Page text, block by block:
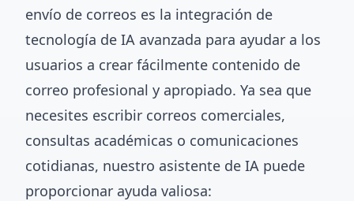
envío de correos es la integración de
tecnología de IA avanzada para ayudar a los
usuarios a crear fácilmente contenido de
correo profesional y apropiado. Ya sea que
necesites escribir correos comerciales,
consultas académicas o comunicaciones
cotidianas, nuestro asistente de IA puede
proporcionar ayuda valiosa: